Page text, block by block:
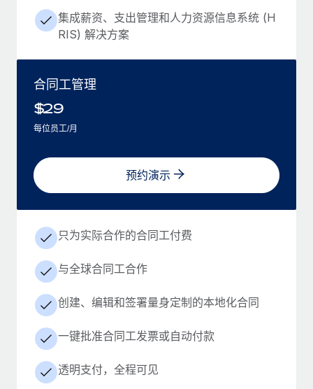
集成薪资、支出管理和人力资源信息系统 (H
RIS) 解决方案
合同工管理
$29
每位员工/月
预约演示
只为实际合作的合同工付费
与全球合同工合作
创建、编辑和签署量身定制的本地化合同
一键批准合同工发票或自动付款
透明支付，全程可见